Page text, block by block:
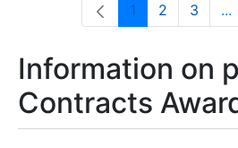
Page
1 Page
2 Page
3 ...
Information on
Contracts